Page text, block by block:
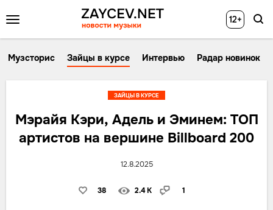
12+
Музсторис Зайцы в курсе Интервью Радар новинок
Мэрайя Кэри, Адель и Эминем: ТОП
артистов на вершине Billboard 200
12.8.2025
38 2.4 K 1
ЗАЙЦЫ В КУРСЕ